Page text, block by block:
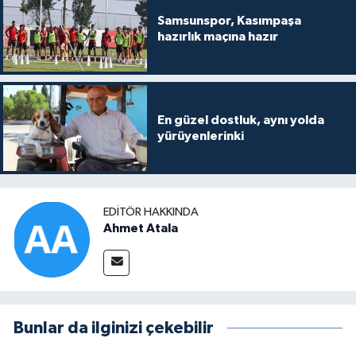
Samsunspor, Kasımpaşa
hazırlık maçına hazır
En güzel dostluk, aynı yolda
yürüyenlerinki
EDITÖR HAKKINDA
Ahmet Atala
Bunlar da ilginizi çekebilir